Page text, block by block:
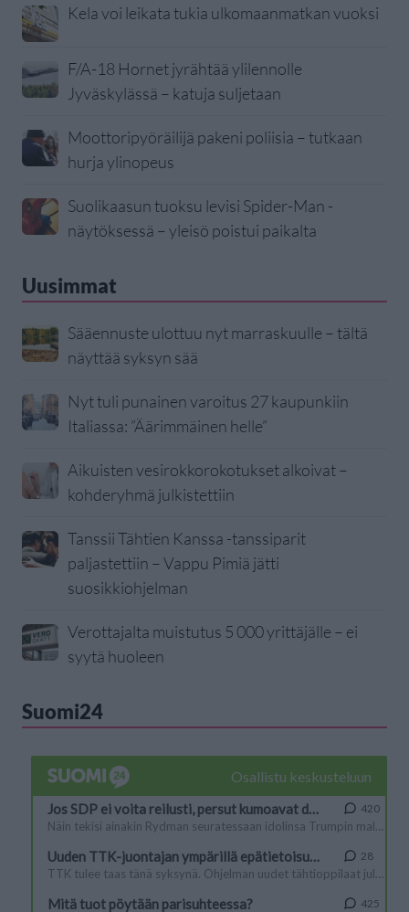
Kela voi leikata tukia ulkomaanmatkan vuoksi
F/A-18 Hornet jyrähtää ylilennolle
Jyväskylässä – katuja suljetaan
Moottoripyöräilijä pakeni poliisia – tutkaan
hurja ylinopeus
Suolikaasun tuoksu levisi Spider-Man -
näytöksessä – yleisö poistui paikalta
Uusimmat
Sääennuste ulottuu nyt marraskuulle – tältä
näyttää syksyn sää
Nyt tuli punainen varoitus 27 kaupunkiin
Italiassa: ”Äärimmäinen helle”
Aikuisten vesirokkorokotukset alkoivat –
kohderyhmä julkistettiin
Tanssii Tähtien Kanssa -tanssiparit
paljastettiin – Vappu Pimiä jätti
suosikkiohjelman
Verottajalta muistutus 5 000 yrittäjälle – ei
syytä huoleen
Suomi24